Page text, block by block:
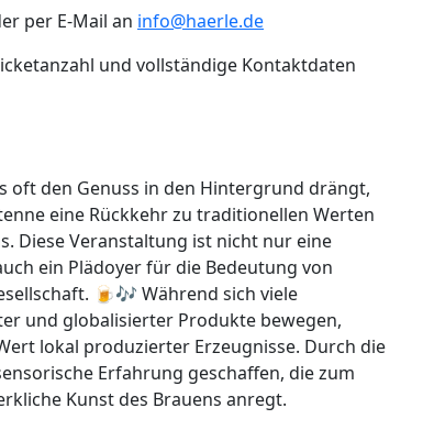
per E-Mail an info@haerle.de
und vollständige Kontaktdaten
oft den Genuss in den Hintergrund drängt,
eine Rückkehr zu traditionellen Werten
Diese Veranstaltung ist nicht nur eine
ein Plädoyer für die Bedeutung von
🍺🎶 Während sich viele
und globalisierter Produkte bewegen,
lokal produzierter Erzeugnisse. Durch die
Erfahrung geschaffen, die zum
Kunst des Brauens anregt.